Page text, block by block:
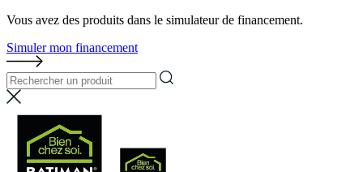
Vous avez des produits dans le simulateur de financement.
Simuler mon financement